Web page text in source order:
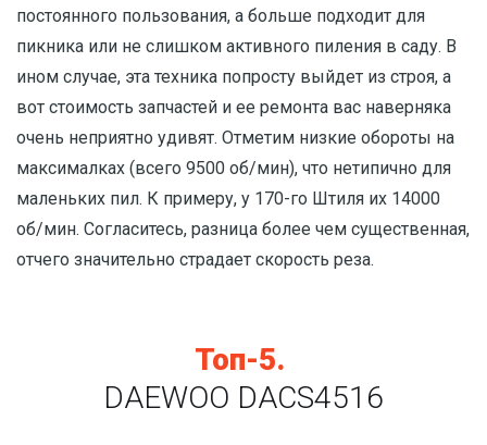
постоянного пользования, а больше подходит для
пикника или не слишком активного пиления в саду. В
ином случае, эта техника попросту выйдет из строя, а
вот стоимость запчастей и ее ремонта вас наверняка
очень неприятно удивят. Отметим низкие обороты на
максималках (всего 9500 об/мин), что нетипично для
маленьких пил. К примеру, у 170-го Штиля их 14000
об/мин. Согласитесь, разница более чем существенная,
отчего значительно страдает скорость реза.
Топ-5.
DAEWOO DACS4516